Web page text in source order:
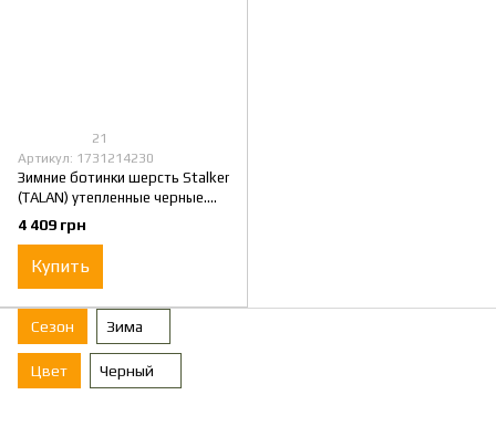
21
Артикул: 1731214230
Зимние ботинки шерсть Stalker
(TALAN) утепленные черные.
Размер 46
4 409 грн
Купить
Сезон Зима
Цвет Черный